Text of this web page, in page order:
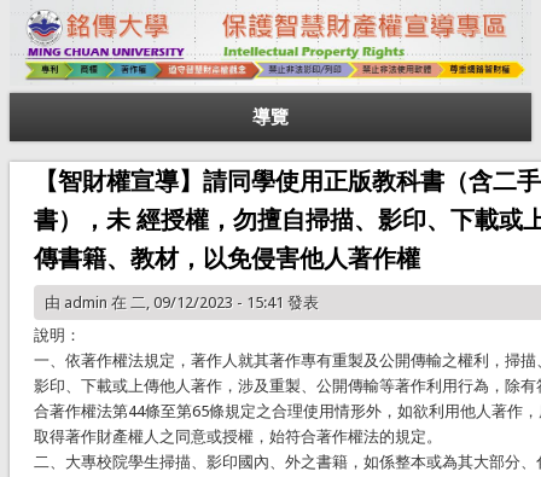
導覽
【智財權宣導】請同學使用正版教科書（含二手
書），未 經授權，勿擅自掃描、影印、下載或
傳書籍、教材，以免侵害他人著作權
由 admin在 二, 09/12/2023 - 15:41 發表
說明：
一、依著作權法規定，著作人就其著作專有重製及公開傳輸之權利，掃描
影印、下載或上傳他人著作，涉及重製、公開傳輸等著作利用行為，除有
合著作權法第44條至第65條規定之合理使用情形外，如欲利用他人著作
取得著作財產權人之同意或授權，始符合著作權法的規定。
二、大專校院學生掃描、影印國內、外之書籍，如係整本或為其大部分、